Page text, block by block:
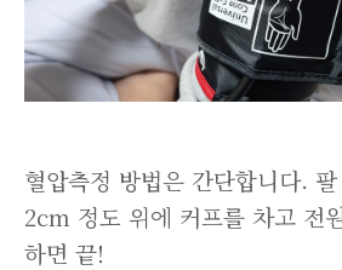
혈압측정 방법은 간단합니다.
2cm 정도 위에 커프를 차고 전
하면 끝!